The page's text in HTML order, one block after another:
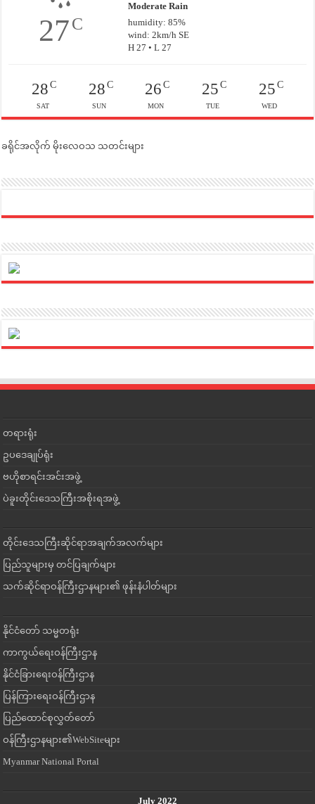
27C
Moderate Rain
humidity: 85%
wind: 2km/h SE
H 27 • L 27
28C
SAT
28C
SUN
26 C
MON
25C
TUE
25C
WED
ခရိုင်အလိုက် မိုးလေဝသ သတင်းများ
တရားရုံး
ဥပဒေချုပ်ရုံး
ဗဟိုစာရင်းအင်းအဖွဲ့
ပဲခူးတိုင်းဒေသကြီးအစိုးရအဖွဲ့
တိုင်းဒေသကြီးဆိုင်ရာအချက်အလက်များ
ပြည်သူများမှ တင်ပြချက်များ
သက်ဆိုင်ရာဝန်ကြီးဌာနများ၏ ဖုန်းနံပါတ်များ
နိုင်ငံတော် သမ္မတရုံး
ကာကွယ်ရေးဝန်ကြီးဌာန
နိုင်ငံခြားရေးဝန်ကြီးဌာန
ပြန်ကြားရေးဝန်ကြီးဌာန
ပြည်ထောင်စုလွှတ်တော်
ဝန်ကြီးဌာနများ၏WebSiteများ
Myanmar National Portal
July 2022